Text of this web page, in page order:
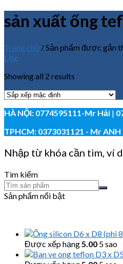
sản xuất ống
Trang chủ /Sản phẩm được gắn
Lọc
Showing all 2 results
HÀ NỘI: 0774595111-Mr Hải |
TPHCM: 0373031121 - Mr ANH
Nhập từ khóa cần tìm, ví
Tìm kiếm
Sản phẩm nổi bật
Được xếp hạng5.00 5 sao